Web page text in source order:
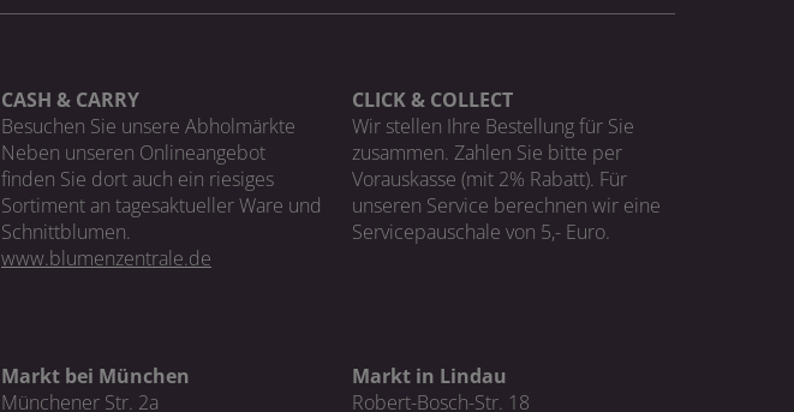
CASH & CARRY
Besuchen Sie unsere Abholmärkte
Neben unseren Onlineangebot
finden Sie dort auch ein riesiges
Sortiment an tagesaktueller Ware und
Schnittblumen.
www.blumenzentrale.de
CLICK & COLLECT
Wir stellen Ihre Bestellung für Sie
zusammen. Zahlen Sie bitte per
Vorauskasse (mit 2% Rabatt). Für
unseren Service berechnen wir eine
Servicepauschale von 5,- Euro.
Markt bei München
Münchener Str. 2a
Markt in Lindau
Robert-Bosch-Str. 18